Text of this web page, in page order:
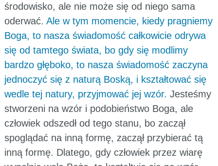
środowisko, ale nie może się od niego sama
oderwać. Ale w tym momencie, kiedy pragniemy
Boga, to nasza świadomość całkowicie odrywa
się od tamtego świata, bo gdy się modlimy
bardzo głęboko, to nasza świadomość zaczyna
jednoczyć się z naturą Boską, i kształtować się
wedle tej natury, przyjmować jej wzór. Jesteśmy
stworzeni na wzór i podobieństwo Boga, ale
człowiek odszedł od tego stanu, bo zaczął
spoglądać na inną formę, zaczął przybierać tą
inną formę. Dlatego, gdy człowiek przez wiarę